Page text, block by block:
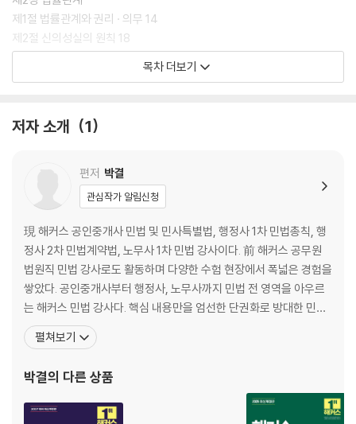
제1절 법률관계와 권리 · 의무 14
제2절 신의성실의 원칙 18
제5장 권리의 변동
제1절 권리변동 89
제2절 법률행위 90
제3절 기간 164
제4절 소멸시효 166
제2편 채권총론
제2장 채권의 목적
목차 더보기
저자 소개 1
편저 박결
관심작가 알림신청
現 해커스 공인중개사 민법 및 민사특별법, 행정사 1차 민법총칙, 행
정사 2차 민법계약법, 노무사 1차 민법 강사이다. 前 해커스 공무원
법원직 민법 강사로도 활동하며 다양한 수험 현장에서 폭넓은 경험을
쌓았다. 공인중개사부터 행정사, 노무사까지 민법 전 영역을 아우르
는 해커스 민법 강사다. 핵심 내용만을 엄선한 단권화로 방대한 민법
의 절대 분량을 과감히 줄여 수험생의 학습 부담을 낮추고, 판례를 체
계적으로 구조화하여 복잡한 법리도 명확하게 이해할 수 있도록 돕는
만들고 실전 대응력을 극대화할 수 있도록 이끈다.
펼쳐보기
박결의 다른 상품